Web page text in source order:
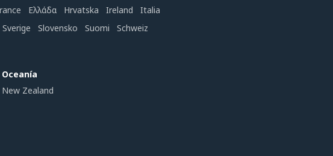
Ελλάδα Hrvatska Ireland
Italia
Sverige Slovensko Suomi
Schweiz
Oceanía
New Zealand